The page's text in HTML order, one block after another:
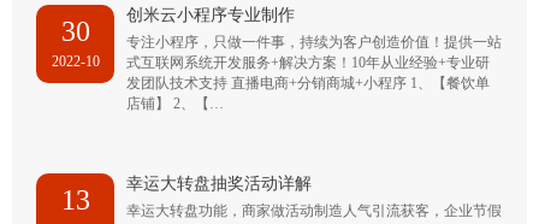
30
2022-10
创米云小程序专业制作
专注小程序，只做一件事，持续为客户创造价值！提供一站
式互联网系统开发服务+解决方案！10年从业经验+专业研
发团队技术支持 直播电商+分销商城+小程序 1、【餐饮单
店铺】 2、【…
13
幸运大转盘抽奖活动详解
幸运大转盘功能，商家做活动制造人气引流获客，企业节假